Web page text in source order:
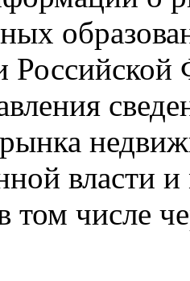
Российской
власти
том числе